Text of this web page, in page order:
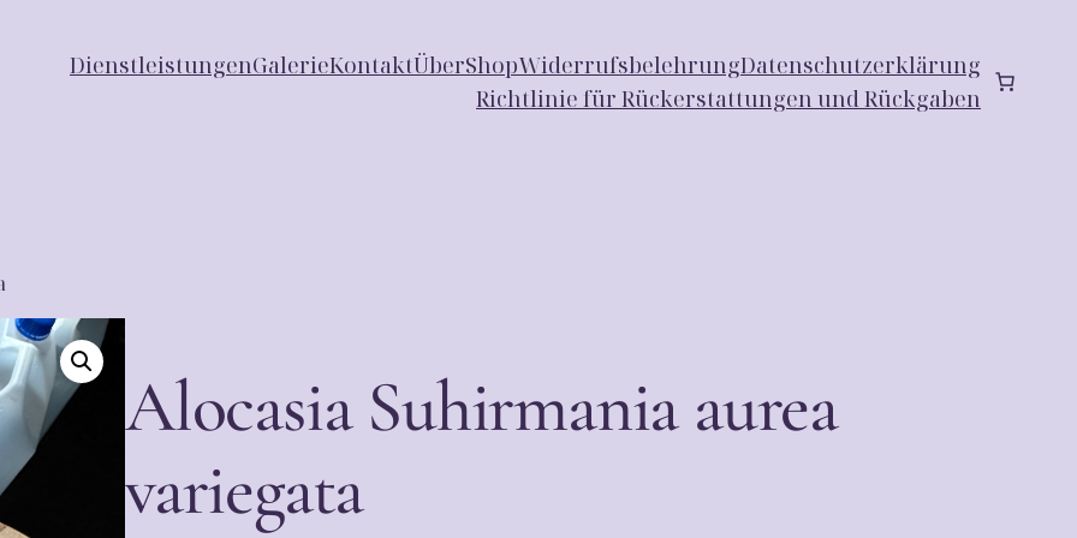
DienstleistungenGalerieKontaktÜberShopWiderrufsbelehrungDatenschutzerklärung
Richtlinie für Rückerstattungen und Rückgaben
Alocasia Suhirmania aurea
variegata